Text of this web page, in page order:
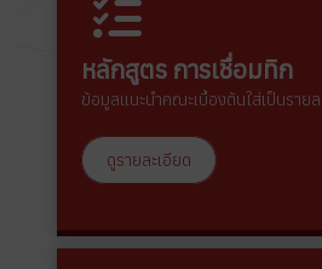
หลักสูตร การเชื่อมทิก
ข้อมูลแนะนำคณะเบื้องต้นใส่เป็นราย
ดูรายละเอียด